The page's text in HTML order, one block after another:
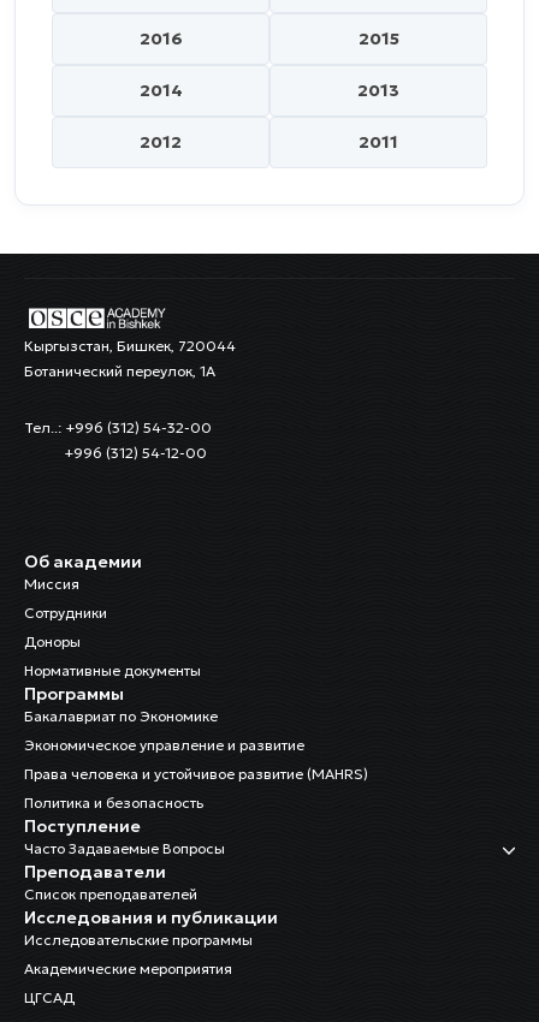
2016 2015
2014 2013
2012 2011
Кыргызстан, Бишкек, 720044
Ботанический переулок, 1А
Тел..: +996 (312) 54-32-00
+996 (312) 54-12-00
Об академии
Миссия
Сотрудники
Доноры
Нормативные документы
Программы
Бакалавриат по Экономике
Экономическое управление и развитие
Права человека и устойчивое развитие (MAHRS)
Политика и безопасность
Поступление
Часто Задаваемые Вопросы
Преподаватели
Список преподавателей
Исследования и публикации
Исследовательские программы
Академические мероприятия
ЦГСАД